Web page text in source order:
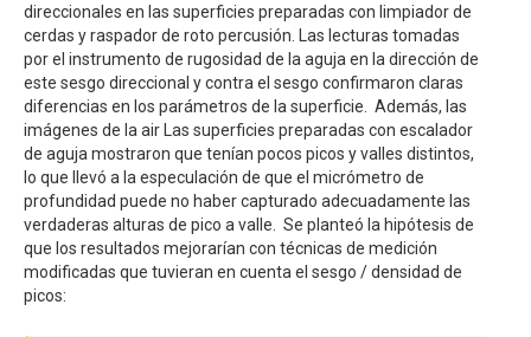
direccionales en las superficies preparadas con limpiador de
cerdas y raspador de roto percusión. Las lecturas tomadas
por el instrumento de rugosidad de la aguja en la dirección de
este sesgo direccional y contra el sesgo confirmaron claras
diferencias en los parámetros de la superficie. Además, las
imágenes de la air Las superficies preparadas con escalador
de aguja mostraron que tenían pocos picos y valles distintos,
lo que llevó a la especulación de que el micrómetro de
profundidad puede no haber capturado adecuadamente las
verdaderas alturas de pico a valle. Se planteó la hipótesis de
que los resultados mejorarían con técnicas de medición
modificadas que tuvieran en cuenta el sesgo / densidad de
picos: